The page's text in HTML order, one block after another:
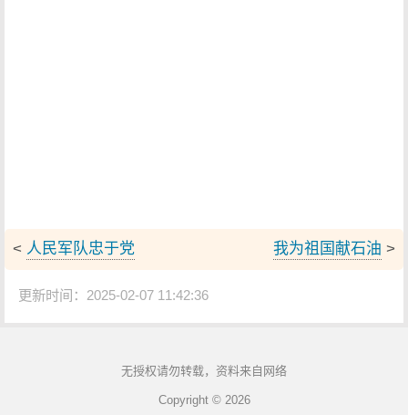
< 人民军队忠于党 我为祖国献石油 >
更新时间：2025-02-07 11:42:36
无授权请勿转载，资料来自网络
Copyright © 2026